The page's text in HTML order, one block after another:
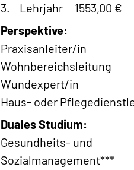
3. Lehrjahr 1553,00 €
Perspektive:
Praxisanleiter/in
Wohnbereichsleitung
Wundexpert/in
Haus- oder
Duales Studium:
Gesundheits- und
Sozialmanagement***